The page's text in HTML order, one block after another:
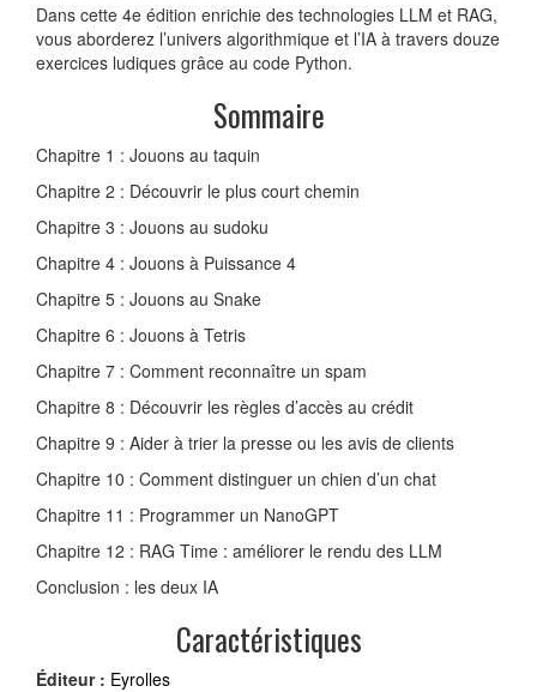
Dans cette 4e édition enrichie des technologies LLM et RAG,
vous aborderez l’univers algorithmique et l’IA à travers douze
exercices ludiques grâce au code Python.
Sommaire
Chapitre 1 : Jouons au taquin
Chapitre 2 : Découvrir le plus court chemin
Chapitre 3 : Jouons au sudoku
Chapitre 4 : Jouons à Puissance 4
Chapitre 5 : Jouons au Snake
Chapitre 6 : Jouons à Tetris
Chapitre 7 : Comment reconnaître un spam
Chapitre 8 : Découvrir les règles d’accès au crédit
Chapitre 9 : Aider à trier la presse ou les avis de clients
Chapitre 10 : Comment distinguer un chien d’un chat
Chapitre 11 : Programmer un NanoGPT
Chapitre 12 : RAG Time : améliorer le rendu des LLM
Conclusion : les deux IA
Caractéristiques
Éditeur : Eyrolles